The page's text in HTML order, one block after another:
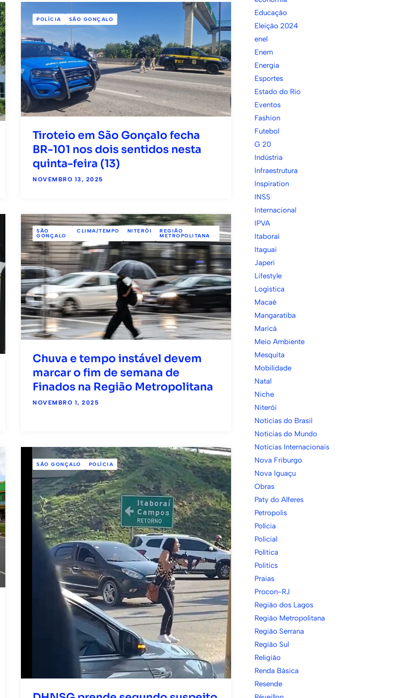
POLÍCIA SÃO GONÇALO
Tiroteio em São Gonçalo fecha
BR-101 nos dois sentidos nesta
quinta-feira (13)
NOVEMBRO 13, 2025
SÃO
GONÇALO
CLIMA/TEMPO NITERÓI REGIÃO
METROPOLITANA
Chuva e tempo instável devem
marcar o fim de semana de
Finados na Região Metropolitana
NOVEMBRO 1, 2025
SÃO GONÇALO POLÍCIA
Educação
Eleição 2024
enel
Enem
Energia
Esportes
Estado do Rio
Eventos
Fashion
Futebol
G 20
Indústria
Infraestrutura
Inspiration
INSS
Internacional
IPVA
Itaboraí
Itaguai
Japeri
Lifestyle
Logística
Macaé
Mangaratiba
Maricá
Meio Ambiente
Mesquita
Mobilidade
Natal
Niche
Niterói
Notícias do Brasil
Notícias do Mundo
Noticias Internacionais
Nova Friburgo
Nova Iguaçu
Obras
Paty do Alferes
Petropolis
Polícia
Policial
Política
Politics
Praias
Procon-RJ
Região dos Lagos
Região Metropolitana
Região Serrana
Região Sul
Religião
Renda Básica
Resende